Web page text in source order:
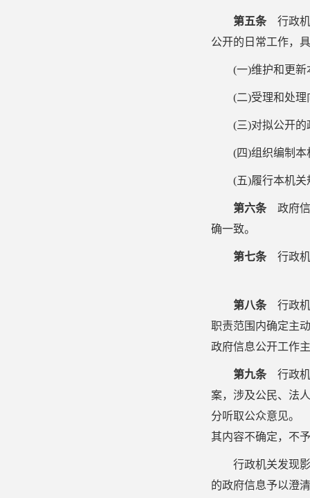
第五条 行政机
公开的日常工作，
(一)维护和更新
(二)受理和处
(三)对拟公开
(四)组织编制本
(五)履行本机
第六条 政府信
确一致。
第七条 行政机
第八条 行政机
职责范围内确定主
政府信息公开工作
第九条 行政机
案，涉及公民、法
分听取公众意见。
其内容不确定，不
行政机关发现
的政府信息予以澄